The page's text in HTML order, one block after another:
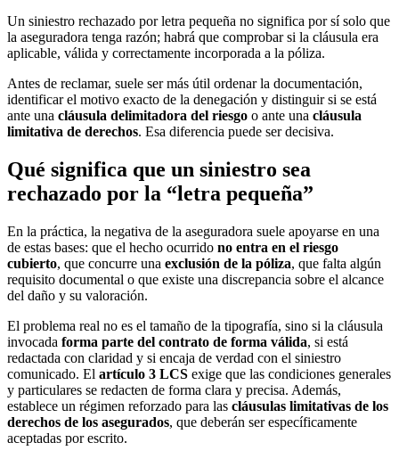
Un siniestro rechazado por letra pequeña no significa por sí solo que
la aseguradora tenga razón; habrá que comprobar si la cláusula era
aplicable, válida y correctamente incorporada a la póliza.
Antes de reclamar, suele ser más útil ordenar la documentación,
identificar el motivo exacto de la denegación y distinguir si se está
ante una cláusula delimitadora del riesgo o ante una cláusula
limitativa de derechos. Esa diferencia puede ser decisiva.
Qué significa que un siniestro sea
rechazado por la “letra pequeña”
En la práctica, la negativa de la aseguradora suele apoyarse en una
de estas bases: que el hecho ocurrido no entra en el riesgo
cubierto, que concurre una exclusión de la póliza, que falta algún
requisito documental o que existe una discrepancia sobre el alcance
del daño y su valoración.
El problema real no es el tamaño de la tipografía, sino si la cláusula
invocada forma parte del contrato de forma válida, si está
redactada con claridad y si encaja de verdad con el siniestro
comunicado. El artículo 3 LCS exige que las condiciones generales
y particulares se redacten de forma clara y precisa. Además,
establece un régimen reforzado para las cláusulas limitativas de los
derechos de los asegurados, que deberán ser específicamente
aceptadas por escrito.